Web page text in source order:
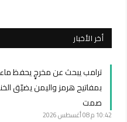
أخر الأخبار
ترامب يبحث عن مخرجٍ يحفظ
بمفاتيح هرمز واليمن يضيّق
صمت
10:42 م 08 أغسطس 2026